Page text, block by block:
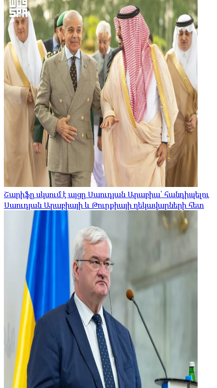
Շարիֆը սկսում է այցը Սաուդյան Արաբիա՝ հանդիպելու
Սաուդյան Արաբիայի և Թուրքիայի ղեկավարների հետ